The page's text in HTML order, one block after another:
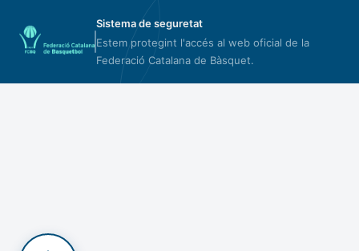
Sistema de seguretat
Estem protegint l'accés al web oficial de la
Federació Catalana de Bàsquet.